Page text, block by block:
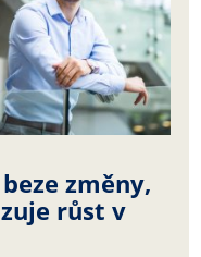
změny,
růst v